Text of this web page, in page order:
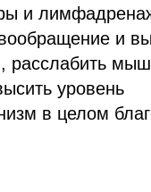
и
и
расслабить
уровень
в целом